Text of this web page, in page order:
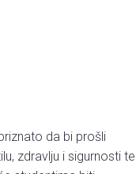
da bi prošli
zdravlju i sigurnosti te